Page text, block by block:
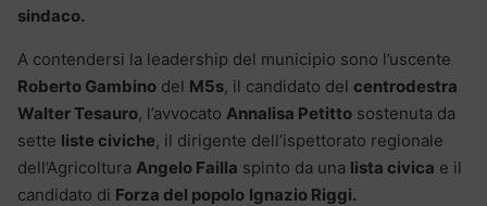
sindaco.
A contendersi la leadership del municipio sono l’uscente
Roberto Gambino del M5s, il candidato del centrodestra
Walter Tesauro, l’avvocato Annalisa Petitto sostenuta da
sette liste civiche, il dirigente dell’ispettorato regionale
dell’Agricoltura Angelo Failla spinto da una lista civica e il
candidato di Forza del popolo Ignazio Riggi.